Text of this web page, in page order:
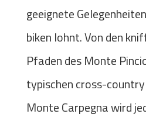
geeignete
biken lohnt. Von den
Pfaden des Monte
typischen cross-
Monte Carpegna wird